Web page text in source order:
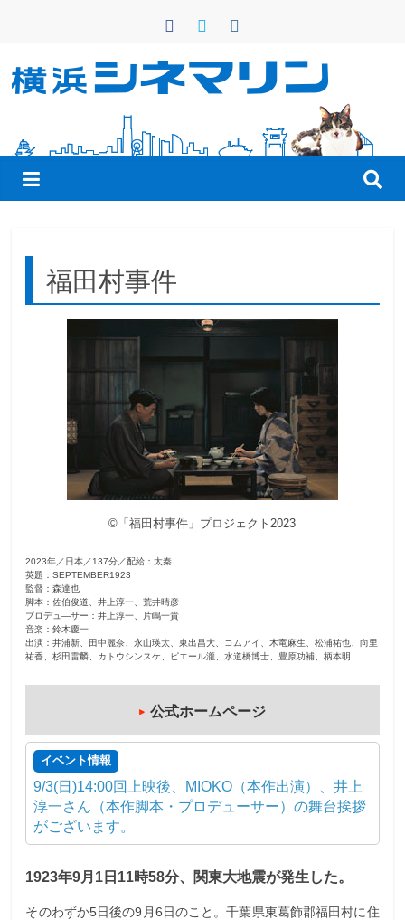
ン
横
浜
シ
ネ
マ
こ
の
で
福田村事件
©「福田村事件」プロジェクト2023
2023年／日本／137分／配給：太秦
英題：SEPTEMBER1923
監督：森達也
脚本：佐伯俊道、井上淳一、荒井晴彦
プロデュ―サー：井上淳一、片嶋一貴
音楽：鈴木慶一
出演：井浦新、田中麗奈、永山瑛太、東出昌大、コムアイ、木竜麻生、松浦祐也、向里
祐香、杉田雷麟、カトウシンスケ、ピエール瀧、水道橋博士、豊原功補、柄本明
公式ホームページ
イベント情報
9/3(日)14:00回上映後、MIOKO（本作出演）、井上
淳一さん（本作脚本・プロデューサー）の舞台挨拶
がございます。
1923年9月1日11時58分、関東大地震が発生した。
そのわずか5日後の9月6日のこと。千葉県東葛飾郡福田村に住